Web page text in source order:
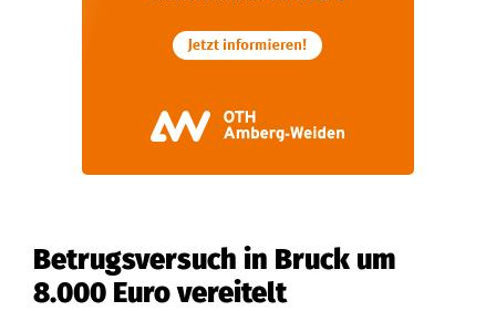
Betrugsversuch in Bruck um
8.000 Euro vereitelt